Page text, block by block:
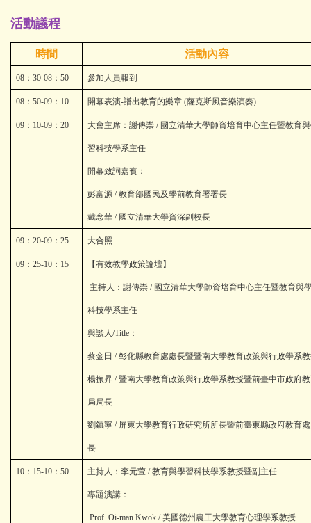
活動議程
時間 活動內容
08 ： 30-08 ： 50 參加人員報到
08 ： 50-09 ： 10 開幕表演-譜出教育的樂章 (薩克斯風音樂演奏)
09 ： 10-09 ： 20 大會主席：謝傳崇 / 國立清華大學師資培育中心主任暨教育
習科技學系主任
開幕致詞嘉賓：
彭富源 /教育部國民及學前教育署署長
戴念華 / 國立清華大學資深副校長
09 ： 20-09 ： 25 大合照
09 ： 25-10 ： 15 【有效教學政策論壇】
主持人：謝傳崇 / 國立清華大學師資培育中心主任暨教育與
科技學系主任
與談人/Title ：
蔡金田 /彰化縣教育處處長暨暨南大學教育政策與行政學系
楊振昇 /暨南大學教育政策與行政學系教授暨前臺中市政府
局局長
劉鎮寧 / 屏東大學教育行政研究所所長暨前臺東縣政府教育
長
10 ： 15-10 ： 50 主持人：李元萱 /教育與學習科技學系教授暨副主任
專題演講：
Prof. Oi-man Kwok /美國德州農工大學教育心理學系教授